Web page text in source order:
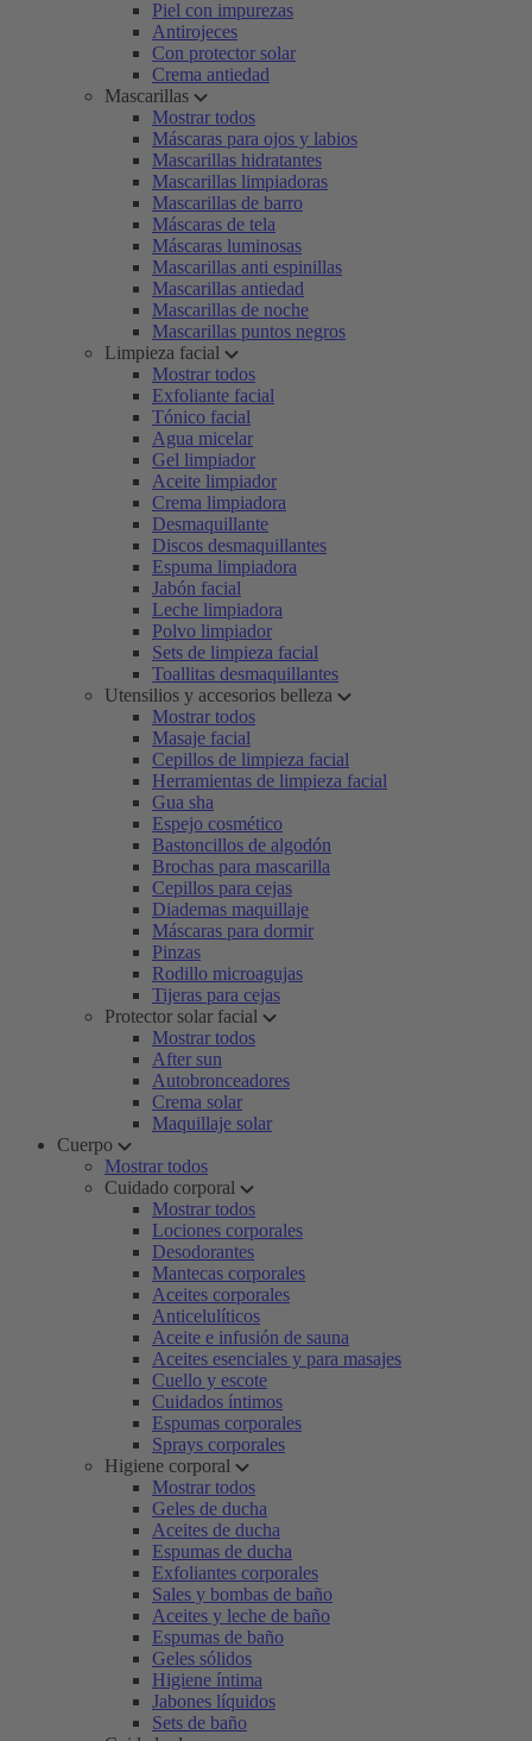
Piel con impurezas
Antirojeces
Con protector solar
Crema antiedad
Mascarillas
Mostrar todos
Máscaras para ojos y labios
Mascarillas hidratantes
Mascarillas limpiadoras
Mascarillas de barro
Máscaras de tela
Máscaras luminosas
Mascarillas anti espinillas
Mascarillas antiedad
Mascarillas de noche
Mascarillas puntos negros
Limpieza facial
Mostrar todos
Exfoliante facial
Tónico facial
Agua micelar
Gel limpiador
Aceite limpiador
Crema limpiadora
Desmaquillante
Discos desmaquillantes
Espuma limpiadora
Jabón facial
Leche limpiadora
Polvo limpiador
Sets de limpieza facial
Toallitas desmaquillantes
Utensilios y accesorios belleza
Mostrar todos
Masaje facial
Cepillos de limpieza facial
Herramientas de limpieza facial
Gua sha
Espejo cosmético
Bastoncillos de algodón
Brochas para mascarilla
Cepillos para cejas
Diademas maquillaje
Máscaras para dormir
Pinzas
Rodillo microagujas
Tijeras para cejas
Protector solar facial
Mostrar todos
After sun
Autobronceadores
Crema solar
Maquillaje solar
Cuerpo
Mostrar todos
Cuidado corporal
Mostrar todos
Lociones corporales
Desodorantes
Mantecas corporales
Aceites corporales
Anticelulíticos
Aceite e infusión de sauna
Aceites esenciales y para masajes
Cuello y escote
Cuidados íntimos
Espumas corporales
Sprays corporales
Higiene corporal
Mostrar todos
Geles de ducha
Aceites de ducha
Espumas de ducha
Exfoliantes corporales
Sales y bombas de baño
Aceites y leche de baño
Espumas de baño
Geles sólidos
Higiene íntima
Jabones líquidos
Sets de baño